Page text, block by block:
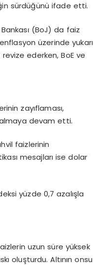
sürdüğünü ifade etti.
(BoJ) da faiz
üzerinde yukarı
ederken, BoE ve
zayıflaması,
devam etti.
faizlerinin
mesajları ise dolar
yüzde 0,7 azalışla
uzun süre yüksek
oluşturdu. Altının onsu